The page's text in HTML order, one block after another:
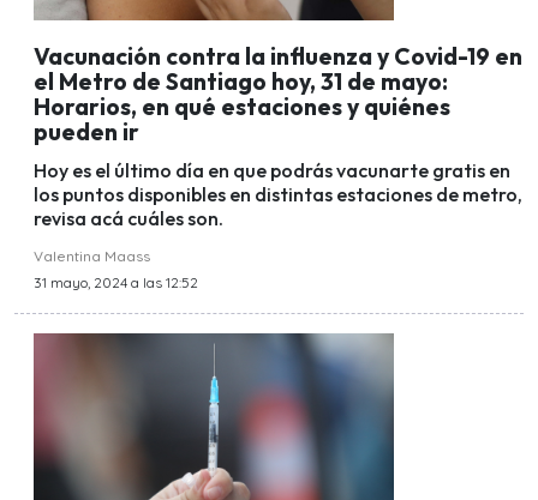
Vacunación contra la influenza y Covid-19 en
el Metro de Santiago hoy, 31 de mayo:
Horarios, en qué estaciones y quiénes
pueden ir
Hoy es el último día en que podrás vacunarte gratis en
los puntos disponibles en distintas estaciones de metro,
revisa acá cuáles son.
Valentina Maass
31 mayo, 2024 a las 12:52